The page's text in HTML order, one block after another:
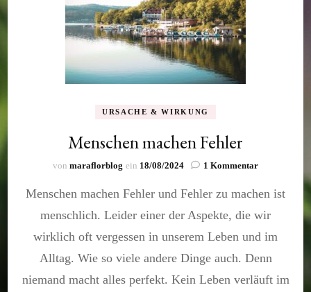
URSACHE & WIRKUNG
Menschen machen Fehler
von maraflorblog ein 18/08/2024 1 Kommentarzu
machen
Menschen machen Fehler und Fehler zu machen ist
menschlich. Leider einer der Aspekte, die wir
wirklich oft vergessen in unserem Leben und im
Alltag. Wie so viele andere Dinge auch. Denn
niemand macht alles perfekt. Kein Leben verläuft im